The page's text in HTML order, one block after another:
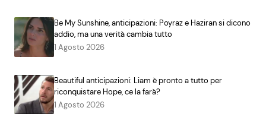
Be My Sunshine, anticipazioni: Poyraz e Haziran si dicono
addio, ma una verità cambia tutto
1 Agosto 2026
Beautiful anticipazioni: Liam è pronto a tutto per
riconquistare Hope, ce la farà?
1 Agosto 2026